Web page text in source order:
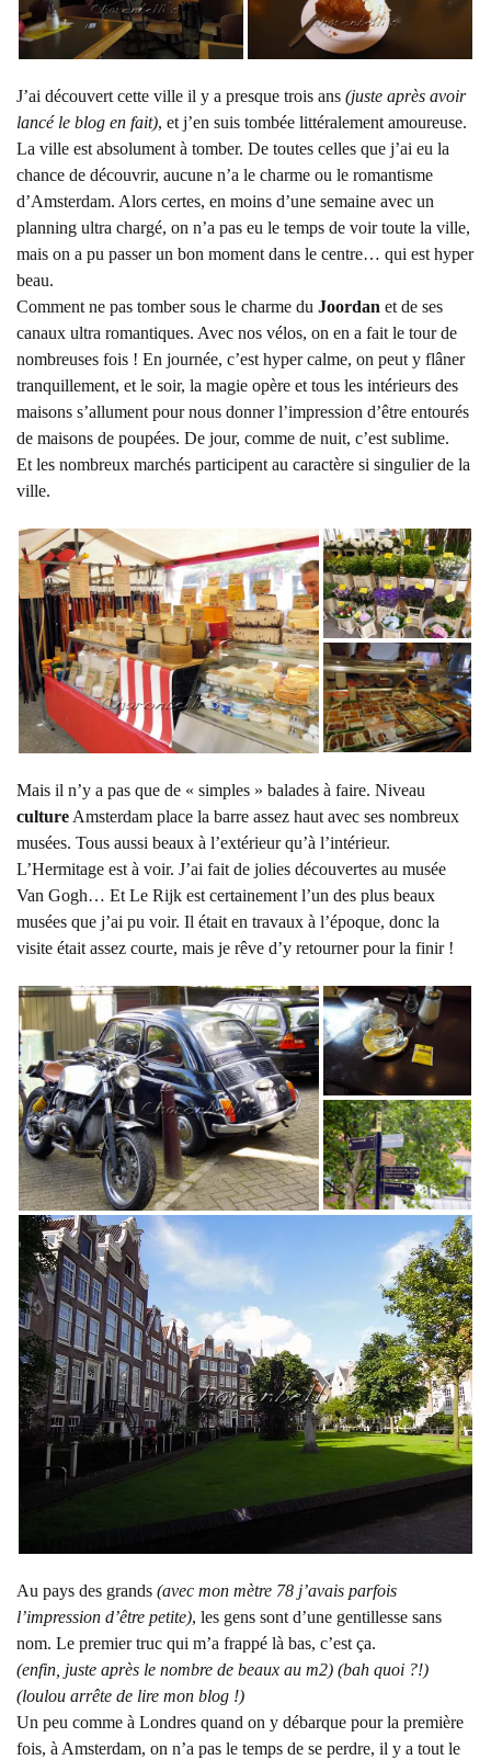
J’ai découvert cette ville il y a presque trois ans (juste après avoir
lancé le blog en fait), et j’en suis tombée littéralement amoureuse.
La ville est absolument à tomber. De toutes celles que j’ai eu la
chance de découvrir, aucune n’a le charme ou le romantisme
d’Amsterdam. Alors certes, en moins d’une semaine avec un
planning ultra chargé, on n’a pas eu le temps de voir toute la ville,
mais on a pu passer un bon moment dans le centre… qui est hyper
beau.
Comment ne pas tomber sous le charme du Joordan et de ses
canaux ultra romantiques. Avec nos vélos, on en a fait le tour de
nombreuses fois ! En journée, c’est hyper calme, on peut y flâner
tranquillement, et le soir, la magie opère et tous les intérieurs des
maisons s’allument pour nous donner l’impression d’être entourés
de maisons de poupées. De jour, comme de nuit, c’est sublime.
Et les nombreux marchés participent au caractère si singulier de la
ville.
Mais il n’y a pas que de « simples » balades à faire. Niveau
culture Amsterdam place la barre assez haut avec ses nombreux
musées. Tous aussi beaux à l’extérieur qu’à l’intérieur.
L’Hermitage est à voir. J’ai fait de jolies découvertes au musée
Van Gogh… Et Le Rijk est certainement l’un des plus beaux
musées que j’ai pu voir. Il était en travaux à l’époque, donc la
visite était assez courte, mais je rêve d’y retourner pour la finir !
Au pays des grands (avec mon mètre 78 j’avais parfois
l’impression d’être petite), les gens sont d’une gentillesse sans
nom. Le premier truc qui m’a frappé là bas, c’est ça.
(enfin, juste après le nombre de beaux au m2) (bah quoi ?!)
(loulou arrête de lire mon blog !)
Un peu comme à Londres quand on y débarque pour la première
fois, à Amsterdam, on n’a pas le temps de se perdre, il y a tout le